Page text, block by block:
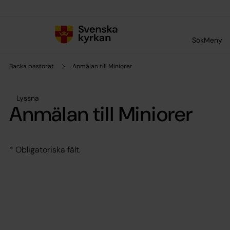
SökMeny
Backa pastorat Anmälan till Miniorer
Lyssna
Anmälan till Miniorer
* Obligatoriska fält.